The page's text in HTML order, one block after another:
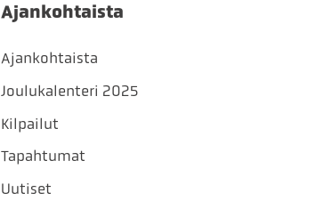
Ajankohtaista
Ajankohtaista
Joulukalenteri 2025
Kilpailut
Tapahtumat
Uutiset